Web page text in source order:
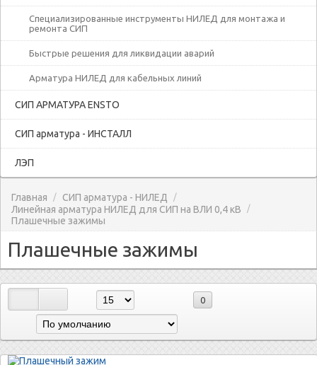
Специализированные инструменты НИЛЕД для монтажа и
ремонта СИП
Быстрые решения для ликвидации аварий
Арматура НИЛЕД для кабельных линий
СИП АРМАТУРА ENSTO
СИП арматура - ИНСТАЛЛ
ЛЭП
Главная / СИП арматура - НИЛЕД /
Линейная арматура НИЛЕД для СИП на ВЛИ 0,4 кВ /
Плашечные зажимы
Плашечные зажимы
0